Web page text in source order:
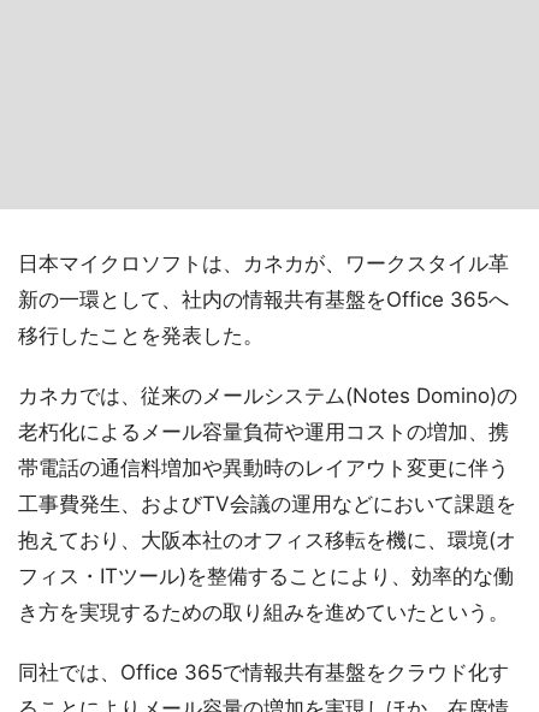
日本マイクロソフトは、カネカが、ワークスタイル革
新の一環として、社内の情報共有基盤をOffice 365へ
移行したことを発表した。
カネカでは、従来のメールシステム(Notes Domino)の
老朽化によるメール容量負荷や運用コストの増加、携
帯電話の通信料増加や異動時のレイアウト変更に伴う
工事費発生、およびTV会議の運用などにおいて課題を
抱えており、大阪本社のオフィス移転を機に、環境(オ
フィス・ITツール)を整備することにより、効率的な働
き方を実現するための取り組みを進めていたという。
同社では、Office 365で情報共有基盤をクラウド化す